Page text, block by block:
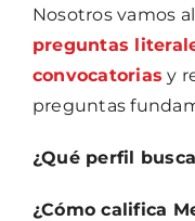
Nosotros vamos
preguntas
convocatorias y
preguntas
¿Qué perfil
¿Cómo califica